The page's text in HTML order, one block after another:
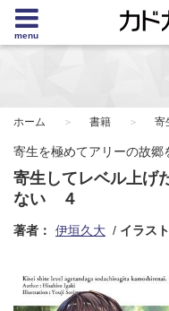
menu
ホーム 書籍 寄
寄生を極めてアリーの故郷
寄生してレベル上げ
ない ４
著者： 伊垣久大 イラスト